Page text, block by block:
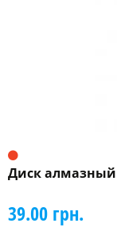
Диск алмазный
39.00 грн.